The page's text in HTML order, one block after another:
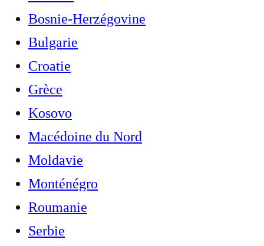
Bosnie-Herzégovine
Bulgarie
Croatie
Grèce
Kosovo
Macédoine du Nord
Moldavie
Monténégro
Roumanie
Serbie